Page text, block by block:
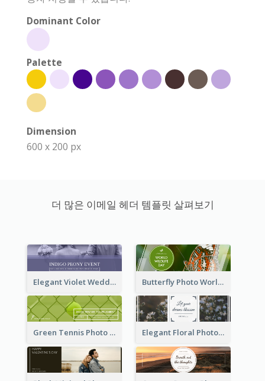
Dominant Color
Palette
Dimension
600 x 200 px
더 많은 이메일 헤더 템플릿 살펴보기
Elegant Violet Wedding Theme Email Header Design Butterfly Photo World Wildlife Day Email Header
Green Tennis Photo Tennis Tournament Email Header Elegant Floral Photo Blossom Spring Email Header